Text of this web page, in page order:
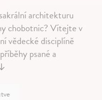
architekturu
chobotnic? Vítejte v
vědecké disciplíně
psané a